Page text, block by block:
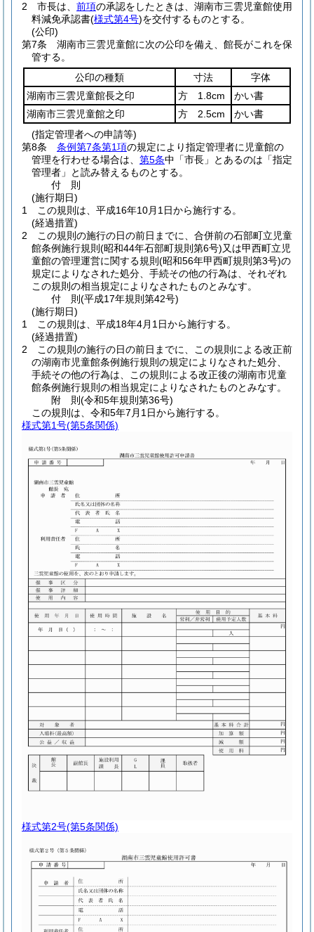
2
市長は、 前項の承認をしたときは、湖南市三雲児童館使用
料減免承認書(様式第4号)を交付するものとする。
(公印)
第7条
湖南市三雲児童館に次の公印を備え、館長がこれを保
管する。
公印の種類
寸法
字体
湖南市三雲児童館長之印
方 1.8cm
かい書
湖南市三雲児童館之印
方 2.5cm
かい書
(指定管理者への申請等)
第8条
条例第7条第1項の規定により指定管理者に児童館の
管理を行わせる場合は、 第5条中「市長」とあるのは「指定
管理者」と読み替えるものとする。
付 則
(施行期日)
1
この規則は、平成16年10月1日から施行する。
(経過措置)
2
この規則の施行の日の前日までに、合併前の石部町立児童
館条例施行規則 (昭和44年石部町規則第6号)又は甲西町立児
童館の管理運営に関する規則 (昭和56年甲西町規則第3号)の
規定によりなされた処分、手続その他の行為は、それぞれ
この規則の相当規定によりなされたものとみなす。
付 則(平成17年規則第42号)
(施行期日)
1
この規則は、平成18年4月1日から施行する。
(経過措置)
2
この規則の施行の日の前日までに、この規則による改正前
の湖南市児童館条例施行規則の規定によりなされた処分、
手続その他の行為は、この規則による改正後の湖南市児童
館条例施行規則の相当規定によりなされたものとみなす。
附 則(令和5年規則第36号)
この規則は、令和5年7月1日から施行する。
様式第1号(第5条関係)
様式第2号(第5条関係)